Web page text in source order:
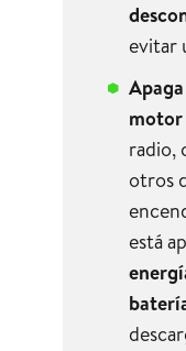
evitar
motor
radio,
otros
está